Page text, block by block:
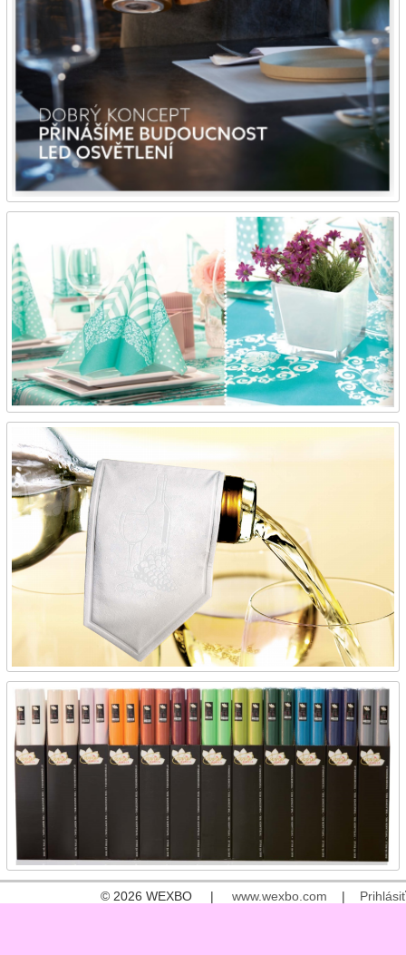
© 2026 WEXBO | www.wexbo.com | Prihlásiť